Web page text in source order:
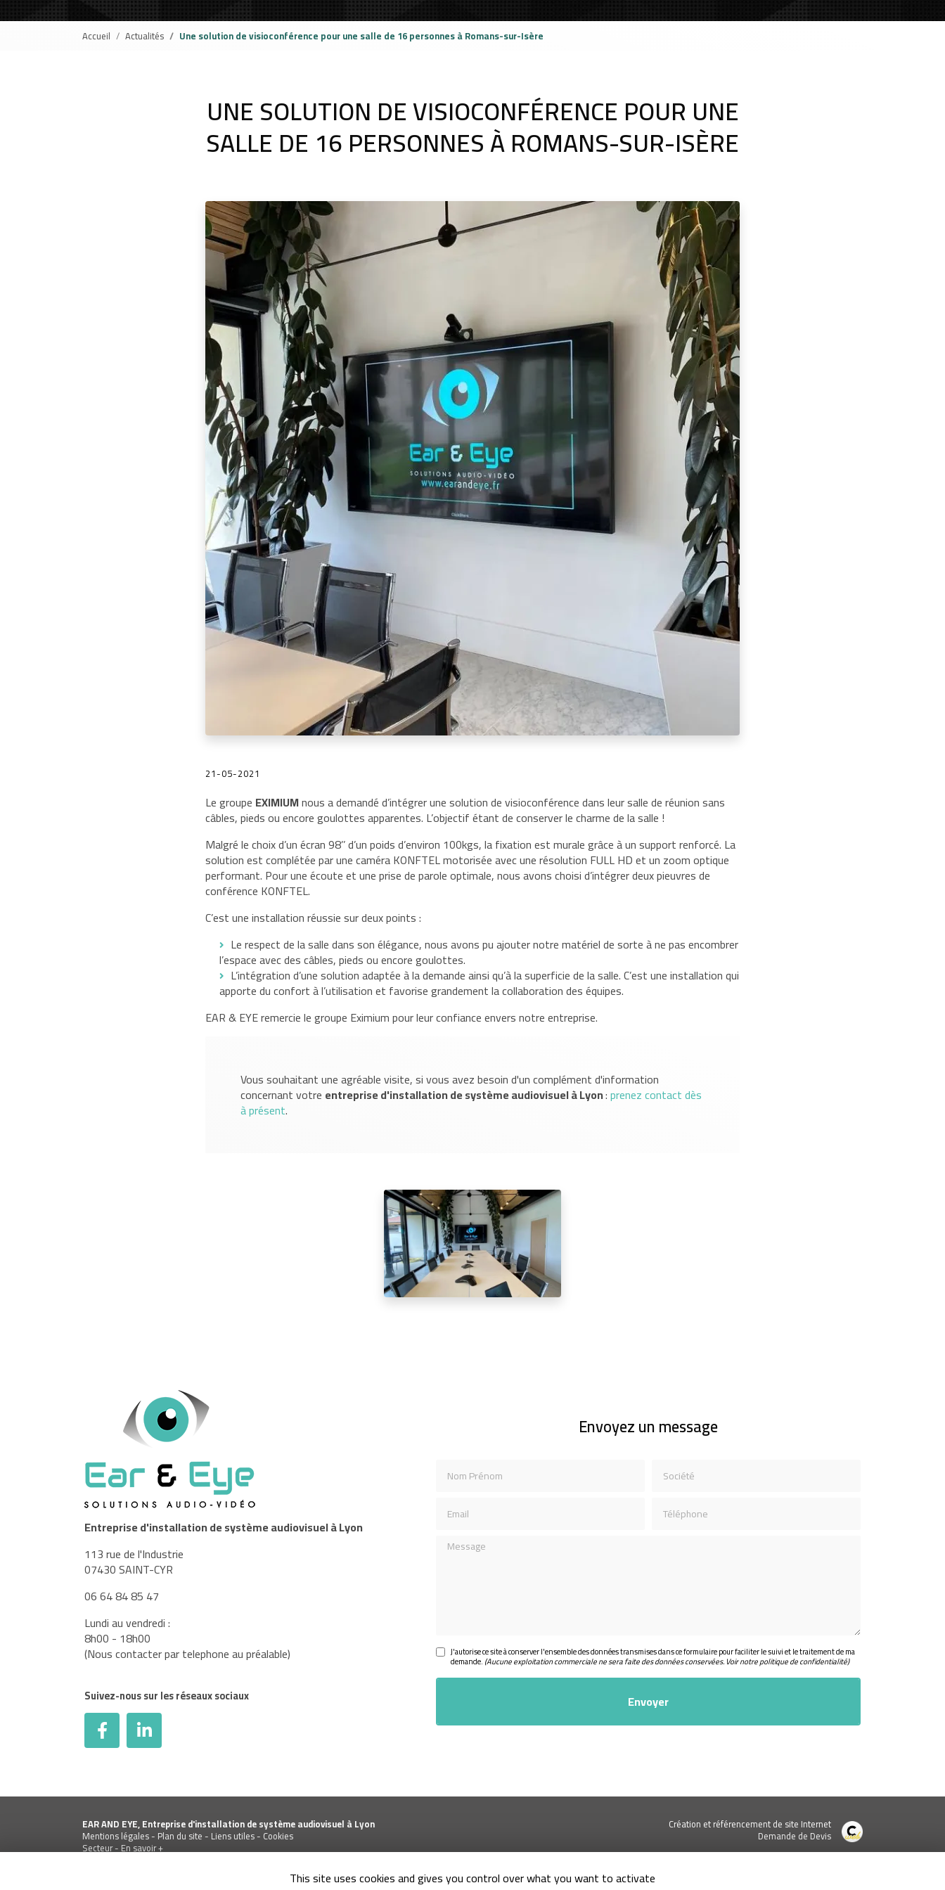
Accueil Actualités Une solution de visioconférence pour une salle de 16 personnes à Romans-sur-Isère
UNE SOLUTION DE VISIOCONFÉRENCE POUR UNE
SALLE DE 16 PERSONNES À ROMANS-SUR-ISÈRE
21-05-2021
Le groupe EXIMIUMnous a demandé d’intégrer une solution de visioconférence dans leur salle de réunion sans
câbles, pieds ou encore goulottes apparentes. L’objectif étant de conserver le charme de la salle !
Malgré le choix d’un écran 98’’ d’un poids d’environ 100kgs, la fixation est murale grâce à un support renforcé. La
solution est complétée par une caméra KONFTEL motorisée avec une résolution FULL HD et un zoom optique
performant. Pour une écoute et une prise de parole optimale, nous avons choisi d’intégrer deux pieuvres de
conférence KONFTEL.
C’est une installation réussie sur deux points :
Le respect de la salle dans son élégance, nous avons pu ajouter notre matériel de sorte à ne pas encombrer
l’espace avec des câbles, pieds ou encore goulottes.
L’intégration d’une solution adaptée à la demande ainsi qu’à la superficie de la salle. C’est une installation qui
apporte du confort à l’utilisation et favorise grandement la collaboration des équipes.
EAR & EYE remercie le groupe Eximium pour leur confiance envers notre entreprise.
Vous souhaitant une agréable visite, si vous avez besoin d'un complément d'information
concernant votre entreprise d'installation de système audiovisuelà Lyon:prenez contact dès
à présent.
Entreprise d'installation de système audiovisuel à Lyon
113 rue de l'Industrie
07430 SAINT-CYR
06 64 84 85 47
Lundi au vendredi :
8h00 - 18h00
(Nous contacter par telephone au préalable)
Suivez-nous sur les réseaux sociaux
Envoyez un message
Message
J'autorise ce site à conserver l'ensemble des données transmises dans ce formulaire pour faciliter le suivi et le traitement de ma
demande. (Aucune exploitation commerciale ne sera faite des données conservées. Voir notrepolitique de confidentialité)
EAR AND EYE, Entreprise d'installation de système audiovisuel à Lyon
Mentions légales- Plan du site - Liens utiles- Cookies
Création et référencement de site Internet
Demande de Devis
Secteur-En savoir +
This site uses cookies and gives you control over what you want to activate